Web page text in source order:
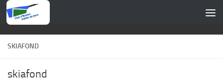
Skip to content
SKIAFOND
skiafond